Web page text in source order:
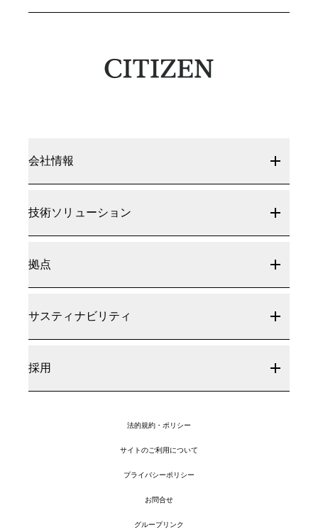
会社情報
技術ソリューション
拠点
サスティナビリティ
採用
法的規約・ポリシー
サイトのご利用について
プライバシーポリシー
お問合せ
グループリンク